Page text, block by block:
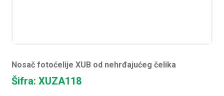
Nosač fotoćelije XUB od nehrđajućeg čelika
Šifra: XUZA118